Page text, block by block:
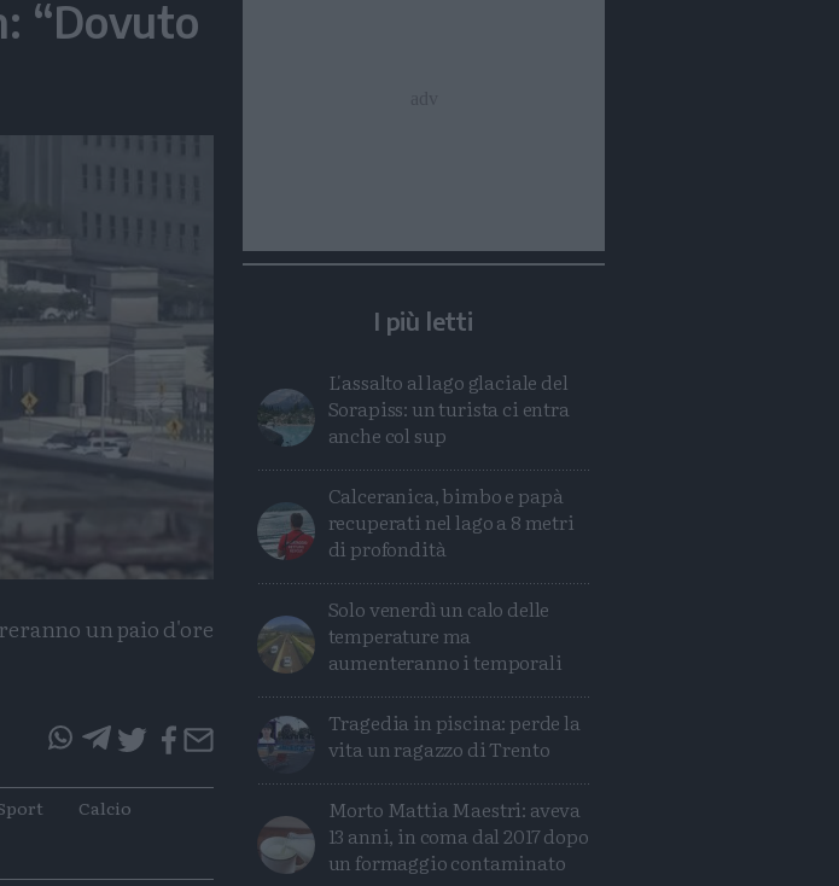
“Dovuto
un paio d'ore
Condividi
articolo
Condividi
articolo
TwitterCondividi
Mail
Calcio
I più letti
L'assalto al lago glaciale del
Sorapiss: un turista ci entra
anche col sup
Calceranica, bimbo e papà
recuperati nel lago a 8 metri
di profondità
Solo venerdì un calo delle
temperature ma
aumenteranno i temporali
Tragedia in piscina: perde la
vita un ragazzo di Trento
Morto Mattia Maestri: aveva
13 anni, in coma dal 2017 dopo
un formaggio contaminato